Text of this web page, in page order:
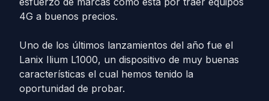
4G a buenos precios.
Uno de los últimos lanzamientos del año fue el
Lanix Ilium L1000, un dispositivo de muy buenas
características el cual hemos tenido la
oportunidad de probar.